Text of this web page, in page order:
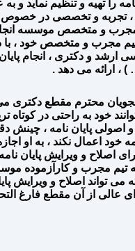
تهیه و تنظیم نماید و
تجربه و تخصصی در
و متخصص موسسه
تیم مجرب و متخصص خود ،
ارشد و دکتری ،
) ، ارائه می دهد .
محترم مقطع
خود به راحتی در
و اصولی پایان نامه ،
خود اعمال نکند ، به او
اصلاح و ویرایش پایان
مجرب و کارآزموده
اصلاح و ویرایش
ای عالی از آن مقطع فارغ